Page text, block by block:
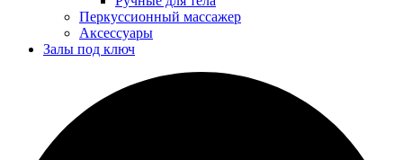
Перкуссионный массажер
Аксессуары
Залы под ключ